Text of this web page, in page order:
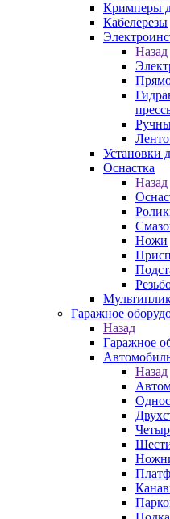
Кримперы
Кабелерезы
Назад
Установки
Оснастка
Назад
Ножи
Гаражное
Назад
Гаражное
Назад